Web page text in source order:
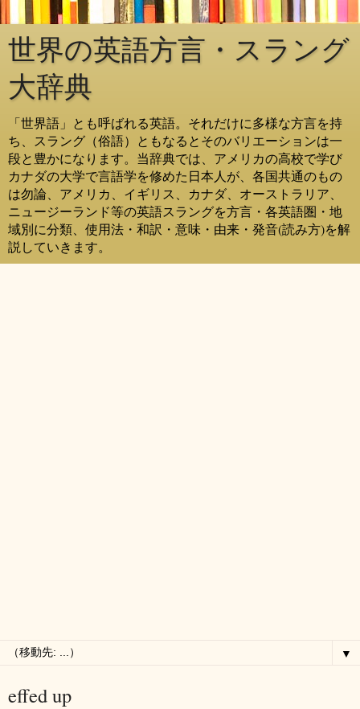
世界の英語方言・スラング
大辞典
「世界語」とも呼ばれる英語。それだけに多様な方言を持
ち、スラング（俗語）ともなるとそのバリエーションは一
段と豊かになります。当辞典では、アメリカの高校で学び
カナダの大学で言語学を修めた日本人が、各国共通のもの
は勿論、アメリカ、イギリス、カナダ、オーストラリア、
ニュージーランド等の英語スラングを方言・各英語圏・地
域別に分類、使用法・和訳・意味・由来・発音(読み方)を解
説していきます。
▼
effed up